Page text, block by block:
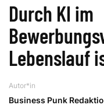
Durch KI im
Lebenslauf
Autor*in
Business Punk